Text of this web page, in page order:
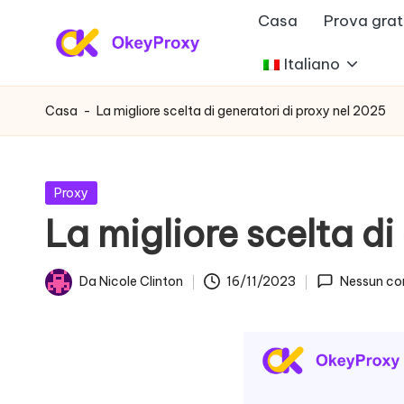
P
r
x
y
r
potenti
proxy
HTTP(S)/SOCKS5,
su
prove
di
Casa Prova
Italiano
Casa - La migliore scelta di generatori di proxy nel 2025
Pubblicato
Proxy
La migliore scelta
Postato
Da Nicole Clinton 16/11/2023 Nessun